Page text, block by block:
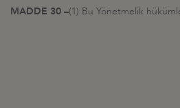
MADDE 30 –(1) Bu Yönetmelik